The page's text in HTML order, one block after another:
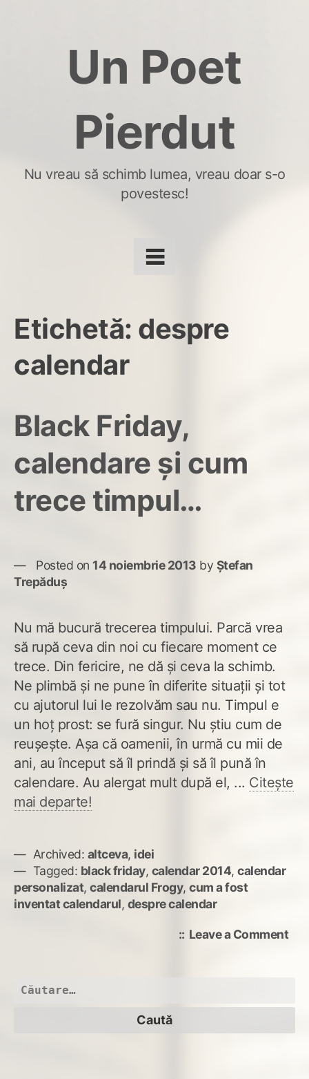
Un Poet
Pierdut
Nu vreau să schimb lumea, vreau doar s-o
povestesc!
Etichetă: despre
calendar
Black Friday,
calendare şi cum
trece timpul…
Posted on 14 noiembrie 2013 by Ștefan
Trepăduș
Nu mă bucură trecerea timpului. Parcă vrea
să rupă ceva din noi cu fiecare moment ce
trece. Din fericire, ne dă şi ceva la schimb.
Ne plimbă şi ne pune în diferite situaţii şi tot
cu ajutorul lui le rezolvăm sau nu. Timpul e
un hoţ prost: se fură singur. Nu ştiu cum de
reuşeşte. Aşa că oamenii, în urmă cu mii de
ani, au început să îl prindă şi să îl pună în
calendare. Au alergat mult după el, ... Citește
mai departe!
Archived: altceva, idei
Tagged: black friday, calendar 2014, calendar
personalizat, calendarul Frogy, cum a fost
inventat calendarul, despre calendar
Leave a Commenton
Caută